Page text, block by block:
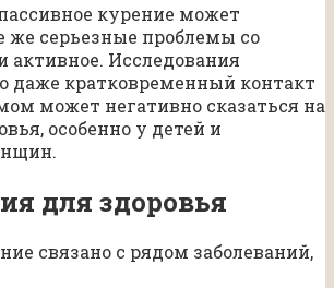
курение может
же серьезные проблемы со
активное. Исследования
даже кратковременный контакт
может негативно сказаться на
особенно у детей и
для здоровья
связано с рядом заболеваний,